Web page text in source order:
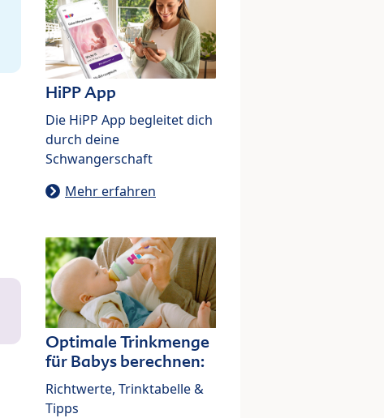
HiPP App
Die HiPP App begleitet dich
durch deine
Schwangerschaft
Mehr erfahren
Optimale Trinkmenge
für Babys berechnen:
Richtwerte, Trinktabelle &
Tipps